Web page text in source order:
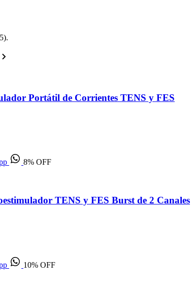
Portátil de Corrientes TENS y FES
8% OFF
TENS y FES Burst de 2 Canales
10% OFF